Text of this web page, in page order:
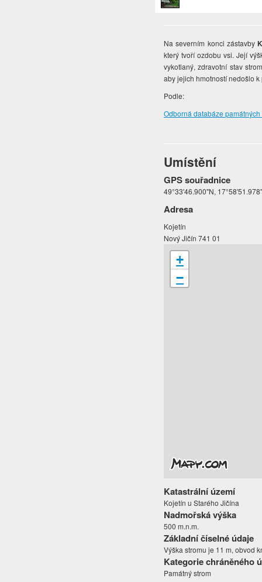
Na severním konci zástavby
který tvoří ozdobu vsi. Její
vykotlaný, zdravotní stav
aby jejich hmotností nedošlo
Podle:
Odborná databáze
Umístění
GPS souřadnice
49°33'46.900"N,
Adresa
Kojetín
Nový Jičín 741 01
+
−
Katastrální území
Kojetín u Starého Jičína
Nadmořská výška
500 m.n.m.
Základní číselné údaje
Výška stromu je 11 m, obvod
Kategorie chráněného
Památný strom